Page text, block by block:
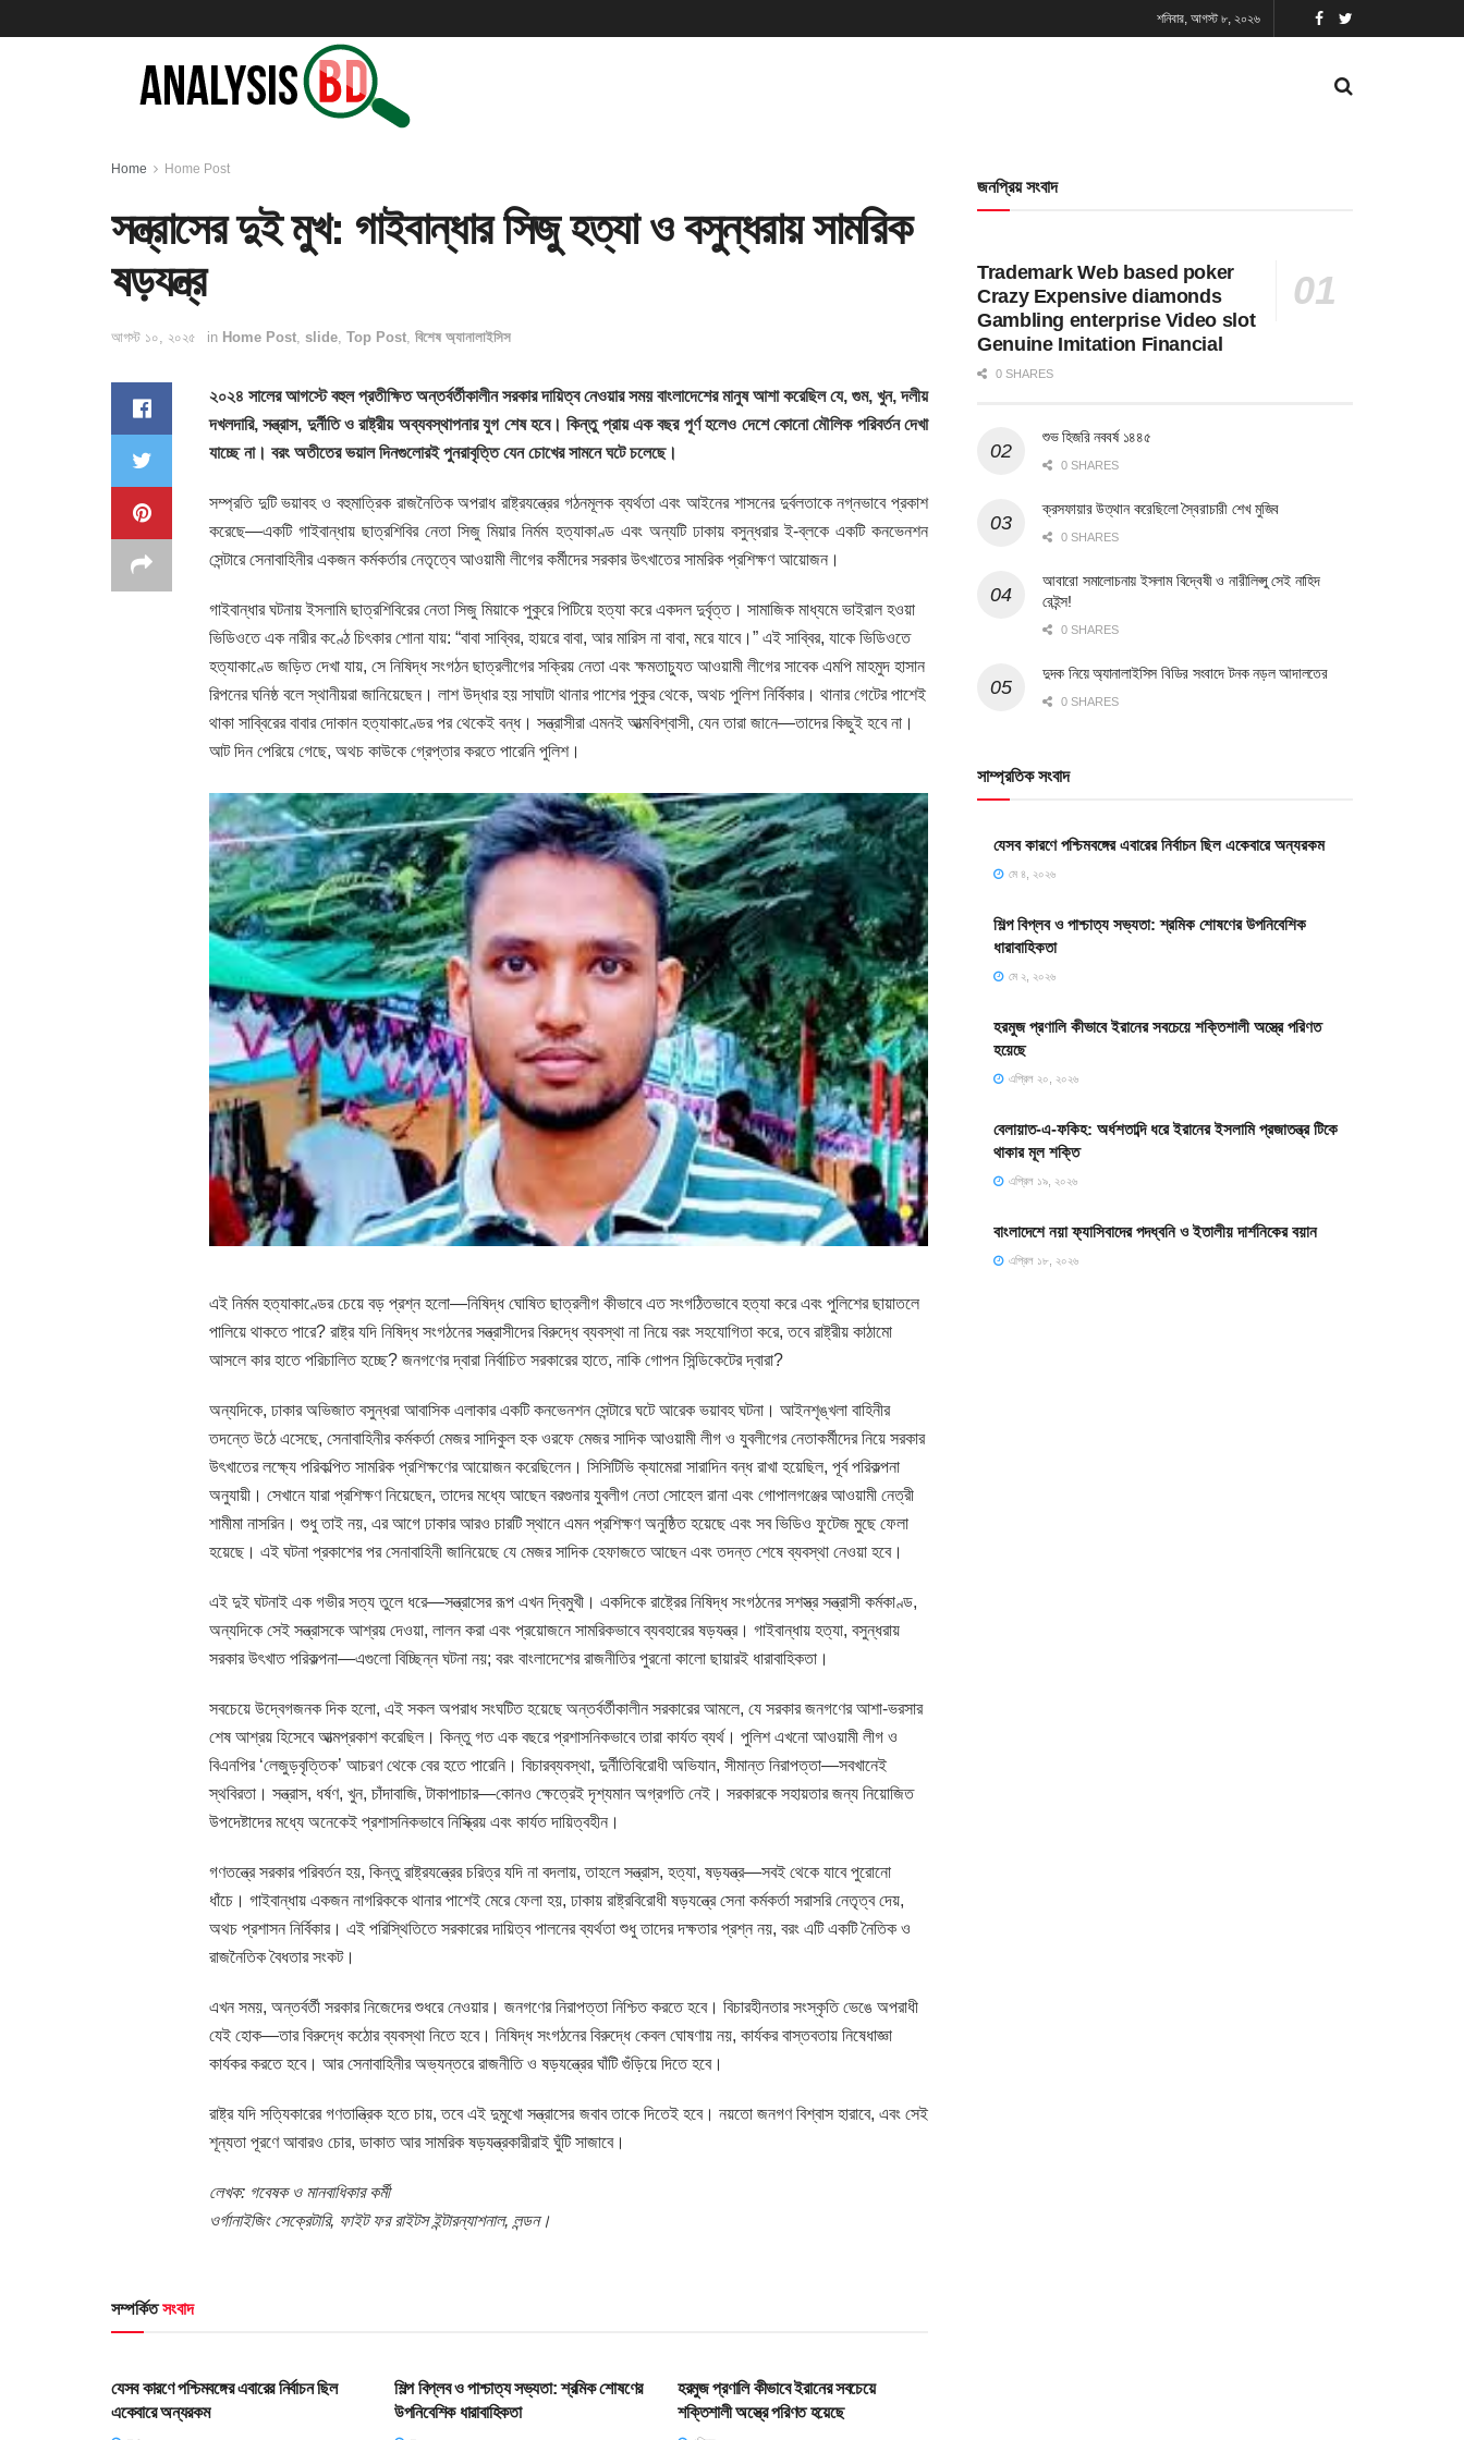
শনিবার, আগস্ট ৮, ২০২৬
Home Home Post
সন্ত্রাসের দুই মুখ: গাইবান্ধার সিজু হত্যা ও বসুন্ধরায় সামরিক
ষড়যন্ত্র
আগস্ট ১০, ২০২৫ in Home Post slide Top Post বিশেষ অ্যানালাইসিস
২০২৪ সালের আগস্টে বহুল প্রতীক্ষিত অন্তর্বর্তীকালীন সরকার দায়িত্ব নেওয়ার সময় বাংলাদেশের মানুষ আশা করেছিল যে, গুম, খুন, দলীয়
দখলদারি, সন্ত্রাস, দুর্নীতি ও রাষ্ট্রীয় অব্যবস্থাপনার যুগ শেষ হবে। কিন্তু প্রায় এক বছর পূর্ণ হলেও দেশে কোনো মৌলিক পরিবর্তন দেখা
যাচ্ছে না। বরং অতীতের ভয়াল দিনগুলোরই পুনরাবৃত্তি যেন চোখের সামনে ঘটে চলেছে।
সম্প্রতি দুটি ভয়াবহ ও বহুমাত্রিক রাজনৈতিক অপরাধ রাষ্ট্রযন্ত্রের গঠনমূলক ব্যর্থতা এবং আইনের শাসনের দুর্বলতাকে নগ্নভাবে প্রকাশ
করেছে—একটি গাইবান্ধায় ছাত্রশিবির নেতা সিজু মিয়ার নির্মম হত্যাকাণ্ড এবং অন্যটি ঢাকায় বসুন্ধরার ই-ব্লকে একটি কনভেনশন
সেন্টারে সেনাবাহিনীর একজন কর্মকর্তার নেতৃত্বে আওয়ামী লীগের কর্মীদের সরকার উৎখাতের সামরিক প্রশিক্ষণ আয়োজন।
গাইবান্ধার ঘটনায় ইসলামি ছাত্রশিবিরের নেতা সিজু মিয়াকে পুকুরে পিটিয়ে হত্যা করে একদল দুর্বৃত্ত। সামাজিক মাধ্যমে ভাইরাল হওয়া
ভিডিওতে এক নারীর কণ্ঠে চিৎকার শোনা যায়: “বাবা সাব্বির, হায়রে বাবা, আর মারিস না বাবা, মরে যাবে।” এই সাব্বির, যাকে ভিডিওতে
হত্যাকাণ্ডে জড়িত দেখা যায়, সে নিষিদ্ধ সংগঠন ছাত্রলীগের সক্রিয় নেতা এবং ক্ষমতাচ্যুত আওয়ামী লীগের সাবেক এমপি মাহমুদ হাসান
রিপনের ঘনিষ্ঠ বলে স্থানীয়রা জানিয়েছেন। লাশ উদ্ধার হয় সাঘাটা থানার পাশের পুকুর থেকে, অথচ পুলিশ নির্বিকার। থানার গেটের পাশেই
থাকা সাব্বিরের বাবার দোকান হত্যাকাণ্ডের পর থেকেই বন্ধ। সন্ত্রাসীরা এমনই আত্মবিশ্বাসী, যেন তারা জানে—তাদের কিছুই হবে না।
আট দিন পেরিয়ে গেছে, অথচ কাউকে গ্রেপ্তার করতে পারেনি পুলিশ।
এই নির্মম হত্যাকাণ্ডের চেয়ে বড় প্রশ্ন হলো—নিষিদ্ধ ঘোষিত ছাত্রলীগ কীভাবে এত সংগঠিতভাবে হত্যা করে এবং পুলিশের ছায়াতলে
পালিয়ে থাকতে পারে? রাষ্ট্র যদি নিষিদ্ধ সংগঠনের সন্ত্রাসীদের বিরুদ্ধে ব্যবস্থা না নিয়ে বরং সহযোগিতা করে, তবে রাষ্ট্রীয় কাঠামো
আসলে কার হাতে পরিচালিত হচ্ছে? জনগণের দ্বারা নির্বাচিত সরকারের হাতে, নাকি গোপন সিন্ডিকেটের দ্বারা?
অন্যদিকে, ঢাকার অভিজাত বসুন্ধরা আবাসিক এলাকার একটি কনভেনশন সেন্টারে ঘটে আরেক ভয়াবহ ঘটনা। আইনশৃঙ্খলা বাহিনীর
তদন্তে উঠে এসেছে, সেনাবাহিনীর কর্মকর্তা মেজর সাদিকুল হক ওরফে মেজর সাদিক আওয়ামী লীগ ও যুবলীগের নেতাকর্মীদের নিয়ে সরকার
উৎখাতের লক্ষ্যে পরিকল্পিত সামরিক প্রশিক্ষণের আয়োজন করেছিলেন। সিসিটিভি ক্যামেরা সারাদিন বন্ধ রাখা হয়েছিল, পূর্ব পরিকল্পনা
অনুযায়ী। সেখানে যারা প্রশিক্ষণ নিয়েছেন, তাদের মধ্যে আছেন বরগুনার যুবলীগ নেতা সোহেল রানা এবং গোপালগঞ্জের আওয়ামী নেত্রী
শামীমা নাসরিন। শুধু তাই নয়, এর আগে ঢাকার আরও চারটি স্থানে এমন প্রশিক্ষণ অনুষ্ঠিত হয়েছে এবং সব ভিডিও ফুটেজ মুছে ফেলা
হয়েছে। এই ঘটনা প্রকাশের পর সেনাবাহিনী জানিয়েছে যে মেজর সাদিক হেফাজতে আছেন এবং তদন্ত শেষে ব্যবস্থা নেওয়া হবে।
এই দুই ঘটনাই এক গভীর সত্য তুলে ধরে—সন্ত্রাসের রূপ এখন দ্বিমুখী। একদিকে রাষ্ট্রের নিষিদ্ধ সংগঠনের সশস্ত্র সন্ত্রাসী কর্মকাণ্ড,
অন্যদিকে সেই সন্ত্রাসকে আশ্রয় দেওয়া, লালন করা এবং প্রয়োজনে সামরিকভাবে ব্যবহারের ষড়যন্ত্র। গাইবান্ধায় হত্যা, বসুন্ধরায়
সরকার উৎখাত পরিকল্পনা—এগুলো বিচ্ছিন্ন ঘটনা নয়; বরং বাংলাদেশের রাজনীতির পুরনো কালো ছায়ারই ধারাবাহিকতা।
সবচেয়ে উদ্বেগজনক দিক হলো, এই সকল অপরাধ সংঘটিত হয়েছে অন্তর্বর্তীকালীন সরকারের আমলে, যে সরকার জনগণের আশা-ভরসার
শেষ আশ্রয় হিসেবে আত্মপ্রকাশ করেছিল। কিন্তু গত এক বছরে প্রশাসনিকভাবে তারা কার্যত ব্যর্থ। পুলিশ এখনো আওয়ামী লীগ ও
বিএনপির ‘লেজুড়বৃত্তিক’ আচরণ থেকে বের হতে পারেনি। বিচারব্যবস্থা, দুর্নীতিবিরোধী অভিযান, সীমান্ত নিরাপত্তা—সবখানেই
স্থবিরতা। সন্ত্রাস, ধর্ষণ, খুন, চাঁদাবাজি, টাকাপাচার—কোনও ক্ষেত্রেই দৃশ্যমান অগ্রগতি নেই। সরকারকে সহায়তার জন্য নিয়োজিত
উপদেষ্টাদের মধ্যে অনেকেই প্রশাসনিকভাবে নিস্ক্রিয় এবং কার্যত দায়িত্বহীন।
গণতন্ত্রে সরকার পরিবর্তন হয়, কিন্তু রাষ্ট্রযন্ত্রের চরিত্র যদি না বদলায়, তাহলে সন্ত্রাস, হত্যা, ষড়যন্ত্র—সবই থেকে যাবে পুরোনো
ধাঁচে। গাইবান্ধায় একজন নাগরিককে থানার পাশেই মেরে ফেলা হয়, ঢাকায় রাষ্ট্রবিরোধী ষড়যন্ত্রে সেনা কর্মকর্তা সরাসরি নেতৃত্ব দেয়,
অথচ প্রশাসন নির্বিকার। এই পরিস্থিতিতে সরকারের দায়িত্ব পালনের ব্যর্থতা শুধু তাদের দক্ষতার প্রশ্ন নয়, বরং এটি একটি নৈতিক ও
রাজনৈতিক বৈধতার সংকট।
এখন সময়, অন্তর্বর্তী সরকার নিজেদের শুধরে নেওয়ার। জনগণের নিরাপত্তা নিশ্চিত করতে হবে। বিচারহীনতার সংস্কৃতি ভেঙে অপরাধী
যেই হোক—তার বিরুদ্ধে কঠোর ব্যবস্থা নিতে হবে। নিষিদ্ধ সংগঠনের বিরুদ্ধে কেবল ঘোষণায় নয়, কার্যকর বাস্তবতায় নিষেধাজ্ঞা
কার্যকর করতে হবে। আর সেনাবাহিনীর অভ্যন্তরে রাজনীতি ও ষড়যন্ত্রের ঘাঁটি গুঁড়িয়ে দিতে হবে।
রাষ্ট্র যদি সত্যিকারের গণতান্ত্রিক হতে চায়, তবে এই দুমুখো সন্ত্রাসের জবাব তাকে দিতেই হবে। নয়তো জনগণ বিশ্বাস হারাবে, এবং সেই
শূন্যতা পূরণে আবারও চোর, ডাকাত আর সামরিক ষড়যন্ত্রকারীরাই ঘুঁটি সাজাবে।
লেখক: গবেষক ও মানবাধিকার কর্মী
ওর্গানাইজিং সেক্রেটারি, ফাইট ফর রাইটস ইন্টারন্যাশনাল, লন্ডন।
সম্পর্কিতসংবাদ
যেসব কারণে পশ্চিমবঙ্গের এবারের নির্বাচন ছিল
একেবারে অন্যরকম
শিল্প বিপ্লব ও পাশ্চাত্য সভ্যতা: শ্রমিক শোষণের
উপনিবেশিক ধারাবাহিকতা
হরমুজ প্রণালি কীভাবে ইরানের সবচেয়ে
শক্তিশালী অস্ত্রে পরিণত হয়েছে
জনপ্রিয় সংবাদ
Trademark Web based poker
Crazy Expensive diamonds
Gambling enterprise Video slot
Genuine Imitation Financial
0 SHARES
শুভ হিজরি নববর্ষ ১৪৪৫
0 SHARES
ক্রসফায়ার উত্থান করেছিলো স্বৈরাচারী শেখ মুজিব
0 SHARES
আবারো সমালোচনায় ইসলাম বিদ্বেষী ও নারীলিপ্সু সেই নাহিদ
রেইন্স!
0 SHARES
দুদক নিয়ে অ্যানালাইসিস বিডির সংবাদে টনক নড়ল আদালতের
0 SHARES
সাম্প্রতিক সংবাদ
যেসব কারণে পশ্চিমবঙ্গের এবারের নির্বাচন ছিল একেবারে অন্যরকম
মে ৪, ২০২৬
শিল্প বিপ্লব ও পাশ্চাত্য সভ্যতা: শ্রমিক শোষণের উপনিবেশিক
ধারাবাহিকতা
মে ২, ২০২৬
হরমুজ প্রণালি কীভাবে ইরানের সবচেয়ে শক্তিশালী অস্ত্রে পরিণত
হয়েছে
এপ্রিল ২০, ২০২৬
বেলায়াত-এ-ফকিহ: অর্ধশতাব্দি ধরে ইরানের ইসলামি প্রজাতন্ত্র টিকে
থাকার মূল শক্তি
এপ্রিল ১৯, ২০২৬
বাংলাদেশে নয়া ফ্যাসিবাদের পদধ্বনি ও ইতালীয় দার্শনিকের বয়ান
এপ্রিল ১৮, ২০২৬